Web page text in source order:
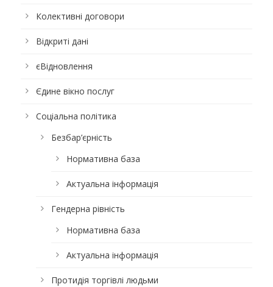
Колективні договори
Відкриті дані
єВідновлення
Єдине вікно послуг
Соціальна політика
Безбар’єрність
Нормативна база
Актуальна інформація
Гендерна рівність
Нормативна база
Актуальна інформація
Протидія торгівлі людьми